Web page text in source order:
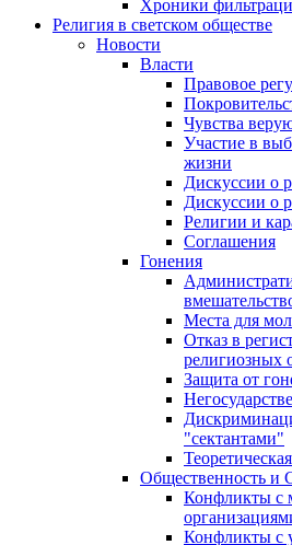
Хроники
Религия в светском обществе
Новости
Власти
Правовое
Чувства
Участие в
жизни
Дискуссии о
Дискуссии о
Религии и
Соглашения
Гонения
Места для
Отказ в
религиозных
Защита от
"сектантами"
Общественность
Конфликты с
Конфликты с